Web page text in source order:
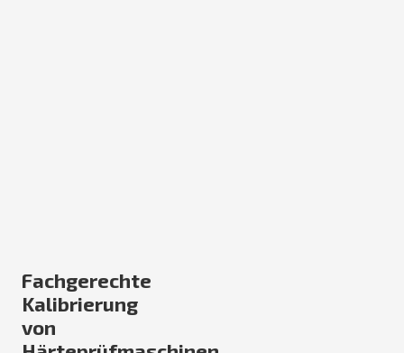
Fachgerechte
Kalibrierung
von